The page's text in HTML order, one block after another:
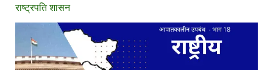
राष्ट्रपति शासन